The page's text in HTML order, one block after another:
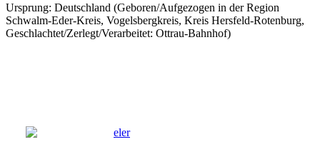
Ursprung: Deutschland (Geboren/Aufgezogen in der Region
Schwalm-Eder-Kreis, Vogelsbergkreis, Kreis Hersfeld-Rotenburg,
Geschlachtet/Zerlegt/Verarbeitet: Ottrau-Bahnhof)